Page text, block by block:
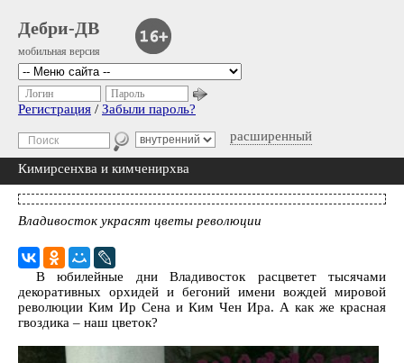
Дебри-ДВ
мобильная версия
расширенный
Логин Пароль
Регистрация / Забыли пароль?
Кимирсенхва и кимченирхва
Владивосток украсят цветы революции
В юбилейные дни Владивосток расцветет тысячами
декоративных орхидей и бегоний имени вождей мировой
революции Ким Ир Сена и Ким Чен Ира. А как же красная
гвоздика – наш цветок?